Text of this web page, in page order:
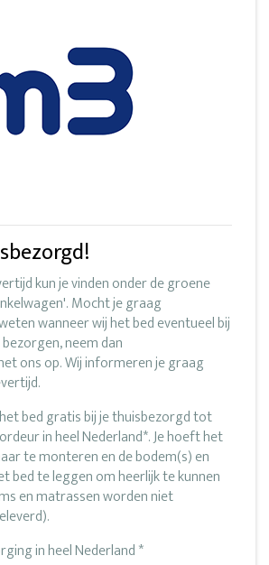
kun je vinden onder de groene
Mocht je graag
wanneer wij het bed eventueel bij
neem dan
ons op. Wij informeren je graag
bed gratis bij je thuisbezorgd tot
in heel Nederland*. Je hoeft het
te monteren en de bodem(s) en
bed te leggen om heerlijk te kunnen
en matrassen worden niet
in heel Nederland *